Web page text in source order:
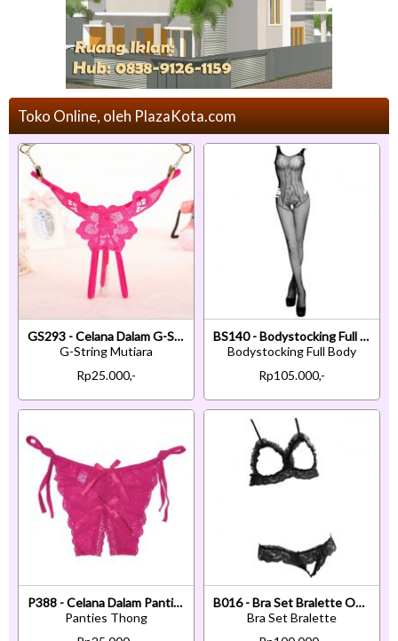
Toko Online, oleh PlazaKota.com
GS293 - Celana Dalam G-String Mutiara T-Back Bunga Crotchless Magenta
G-String Mutiara
Rp25.000,-
BS140 - Bodystocking Full Body Fishnet Hitam Crotchless
Bodystocking Full Body
Rp105.000,-
P388 - Celana Dalam Panties Thong Magenta Transparan Ikat Samping Crotchless
Panties Thong
B016 - Bra Set Bralette Open Cup Hitam Celana Dalam Crotchless
Bra Set Bralette